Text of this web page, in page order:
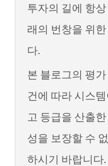
투자의 길에 항
래의 번창을 위
다.
본 블로그의 평
건에 따라 시스
고 등급을 산출
성을 보장할 수
하시기 바랍니다